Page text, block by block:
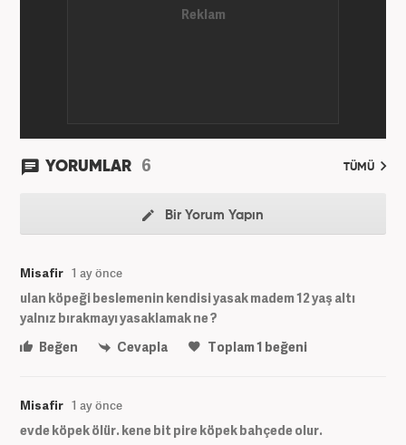
YORUMLAR 6 TÜMÜ
Bir Yorum Yapın
Misafir 1 ay önce
ulan köpeği beslemenin kendisi yasak madem 12 yaş altı
yalnız bırakmayı yasaklamak ne ?
Beğen
Cevapla Toplam1 beğeni
Misafir 1 ay önce
evde köpek ölür. kene bit pire köpek bahçede olur.